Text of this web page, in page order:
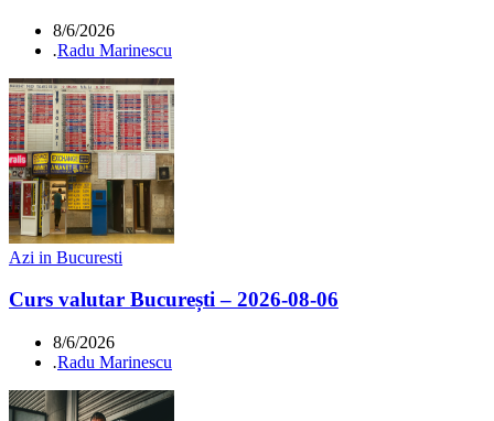
8/6/2026
.Radu Marinescu
Azi in Bucuresti
Curs valutar București – 2026-08-06
8/6/2026
.Radu Marinescu